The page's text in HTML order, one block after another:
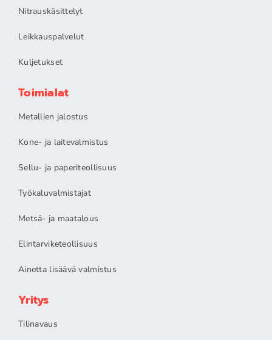
Nitrauskäsittelyt
Leikkauspalvelut
Kuljetukset
Toimialat
Metallien jalostus
Kone- ja laitevalmistus
Sellu- ja paperiteollisuus
Työkaluvalmistajat
Metsä- ja maatalous
Elintarviketeollisuus
Ainetta lisäävä valmistus
Yritys
Tilinavaus